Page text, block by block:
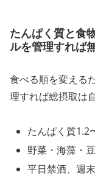
たんぱく質と食
ルを管理すれば
食べる順を変える
理すれば総摂取は
たんぱく質1.2
野菜・海藻・
平日禁酒、週